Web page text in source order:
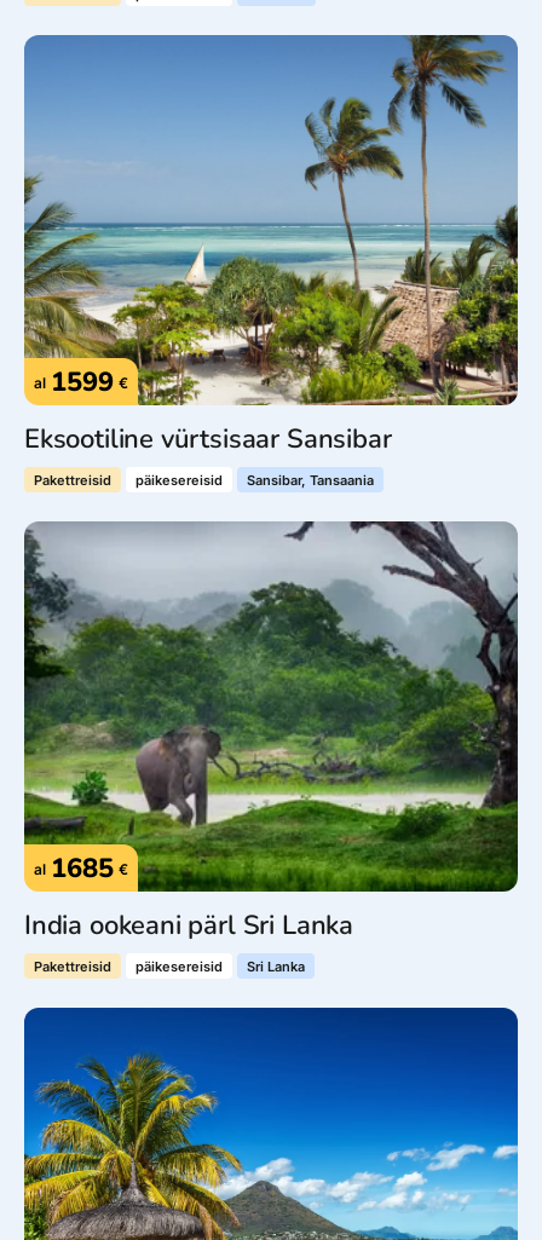
al 1599 €
Eksootiline vürtsisaar Sansibar
Pakettreisid päikesereisid Sansibar, Tansaania
al 1685 €
India ookeani pärl Sri Lanka
Pakettreisid päikesereisid Sri Lanka